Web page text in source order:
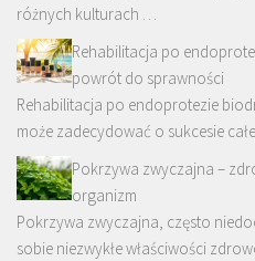
różnych kulturach …
Rehabilitacja po
powrót do sprawności
Rehabilitacja po endoprotezie
może zadecydować o sukcesie
Pokrzywa zwyczajna –
organizm
Pokrzywa zwyczajna, często
sobie niezwykłe właściwości